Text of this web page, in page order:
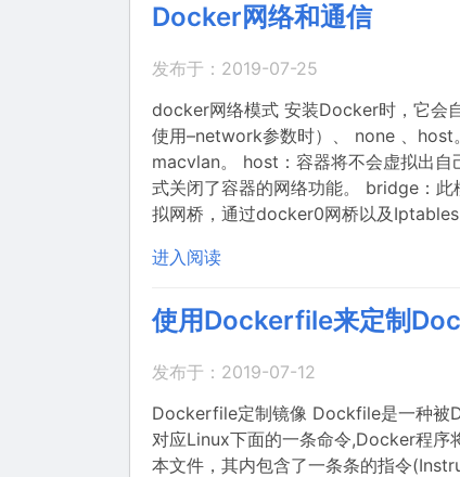
Docker网络和通信
发布于：2019-07-25
docker网络模式 安装Docker时，它会
使用–network参数时）、 none 、
macvlan。 host：容器将不会虚拟出自
式关闭了容器的网络功能。 bridge：
拟网桥，通过docker0网桥以及
进入阅读
使用Dockerfile来定制
发布于：2019-07-12
Dockerfile定制镜像 Dockfile是一种被
对应Linux下面的一条命令,Docker程
本文件，其内包含了一条条的指令